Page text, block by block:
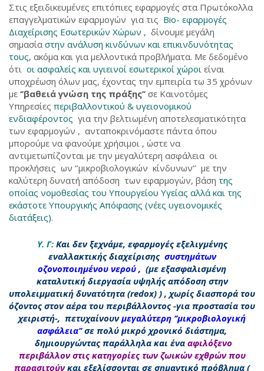
Στις εξειδικευμένες επιτόπιες εφαρμογές στα Πρωτόκολλα
επαγγελματικών εφαρμογών για τις Bio- εφαρμογές
Διαχείρισης Εσωτερικών Χώρων , δίνουμε μεγάλη
σημασία στην ανάλυση κινδύνων και επικινδυνότητας
τους, ακόμα και για μελλοντικά προβλήματα. Με δεδομένο
ότι οι ασφαλείς και υγιεινοί εσωτερικοί χώροι είναι
υποχρέωση όλων μας, έχοντας την εμπειρία τω 35 χρόνων
με ‘’βαθειά γνώση της πράξης’’ σε Καινοτόμες
Υπηρεσίες περιβαλλοντικού & υγειονομικού
ενδιαφέροντος για την βελτιωμένη αποτελεσματικότητα
των εφαρμογών , ανταποκρινόμαστε πάντα όπου
μπορούμε να φανούμε χρήσιμοι , ώστε να
αντιμετωπίζονται με την μεγαλύτερη ασφάλεια οι
προκλήσεις ων ‘’μικροβιολογικών κίνδυνων’’ με την
καλύτερη δυνατή απόδοση των εφαρμογών, βάση της
οποίας νομοθεσίας του Υπουργείου Υγείας αλλά και της
εκάστοτε Υπουργικής Απόφασης (νέες υγειονομικές
διατάξεις).
Υ. Γ: Και δεν ξεχνάμε, εφαρμογές εξελιγμένης
εναλλακτικής διαχείρισης συστημάτων
οζονοποιημένου νερού , (με εξασφαλισμένη
καταλυτική διεργασία υψηλής απόδοση στην
υπολειμματική δυνατότητα (redox) ) , χωρίς διασπορά του
όζοντος στον αέρα του περιβάλλοντος -για προστασία του
χειριστή-, πετυχαίνουνμεγαλύτερη ‘’μικροβιολογική
ασφάλεια’’σε πολύ μικρό χρονικό διάστημα,
δημιουργώντας παράλληλα και ένα αφιλόξενο
περιβάλλον στις κατηγορίες των ζωικών εχθρών που
παρασιτούνκαι εξελίσσονται σε σημαντικό πρόβλημα (